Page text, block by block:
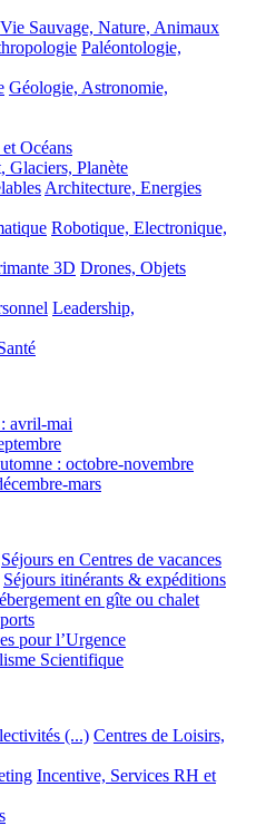
Vie Sauvage, Nature, Animaux
Paléontologie,
Géologie, Astronomie,
Océans
Glaciers, Planète
Architecture, Energies
Robotique, Electronique,
3D Drones, Objets
Leadership,
avril-mai
: octobre-novembre
mars
Séjours en Centres de vacances
Séjours itinérants & expéditions
en gîte ou chalet
pour l’Urgence
Scientifique
(...) Centres de Loisirs,
Incentive, Services RH et